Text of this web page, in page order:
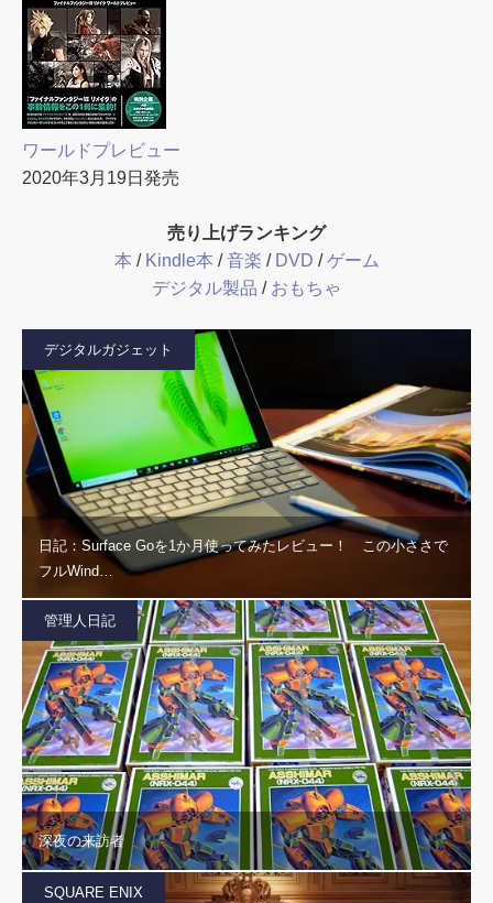
ワールドプレビュー
2020年3月19日発売
売り上げランキング
本 / Kindle本 /音楽 / DVD /ゲーム
デジタル製品 / おもちゃ
デジタルガジェット
日記：Surface Goを1か月使ってみたレビュー！ この小ささで
フルWind…
管理人日記
深夜の来訪者
SQUARE ENIX